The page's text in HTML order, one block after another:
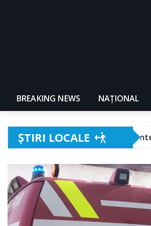
BREAKING NEWS NAŢIONAL
ȘTIRI LOCALE
Pompierii intervin cu 5 autospeciale!